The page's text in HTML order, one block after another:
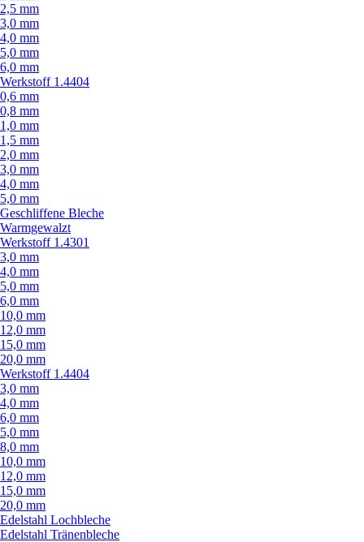
2,5 mm
3,0 mm
4,0 mm
5,0 mm
6,0 mm
Werkstoff 1.4404
0,6 mm
0,8 mm
1,0 mm
1,5 mm
2,0 mm
3,0 mm
4,0 mm
5,0 mm
Geschliffene Bleche
Warmgewalzt
Werkstoff 1.4301
3,0 mm
4,0 mm
5,0 mm
6,0 mm
10,0 mm
12,0 mm
15,0 mm
20,0 mm
Werkstoff 1.4404
3,0 mm
4,0 mm
6,0 mm
5,0 mm
8,0 mm
10,0 mm
12,0 mm
15,0 mm
20,0 mm
Edelstahl Lochbleche
Edelstahl Tränenbleche